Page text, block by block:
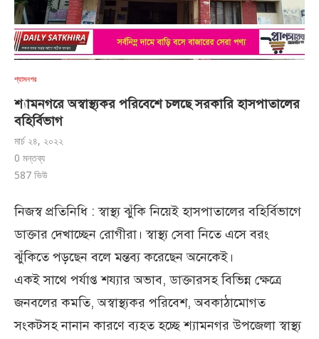
শ্যামনগর
শ্যামনগরে অস্বাস্থ্যকর পরিবেশে চলছে সরকারি হাসপাতালের
বহির্বিভাগ
মার্চ ২৪, ২০২২
0 মন্তব্য
587 ভিউ
নিজস্ব প্রতিনিধি : স্বাস্থ্য ঝুঁকি নিয়েই হাসপাতালের বহির্বিভাগে
ডাক্তার দেখাচ্ছেন রোগীরা। স্বাস্থ্য সেবা নিতে এসে বরং
ঝুঁকিতে পড়ছেন বলে মন্তব্য করেছেন অনেকেই।
একই সাথে পর্যাপ্ত শয্যার অভাব, ডাক্তারসহ বিভিন্ন ক্ষেত্রে
জনবলের কমতি, অস্বাস্থ্যকর পরিবেশ, অবকাঠামোগত
সংকটসহ নানান কারণে ব্যহত হচ্ছে শ্যামনগর উপজেলা স্বাস্থ্য